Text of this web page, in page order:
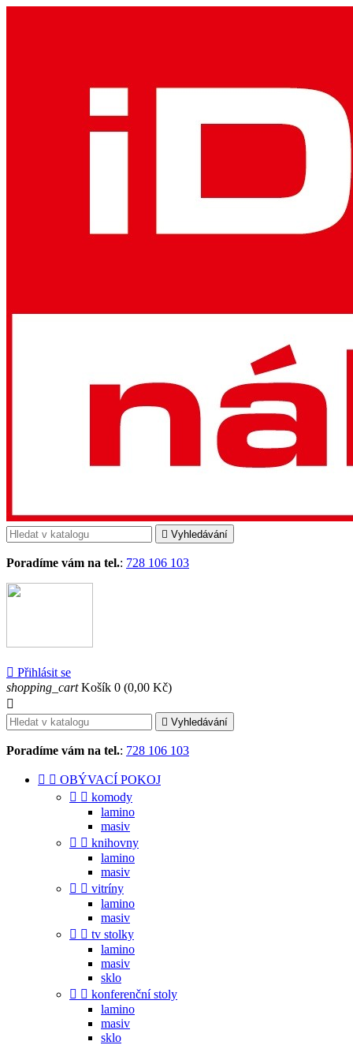
 Vyhledávání
Poradíme vám na tel.: 728 106 103
 Přihlásit se
shopping_cart Košík 0 (0,00 Kč)

 Vyhledávání
Poradíme vám na tel.: 728 106 103
  OBÝVACÍ POKOJ
  komody
lamino
masiv
  knihovny
lamino
masiv
  vitríny
lamino
masiv
  tv stolky
lamino
masiv
sklo
  konferenční stoly
lamino
masiv
sklo